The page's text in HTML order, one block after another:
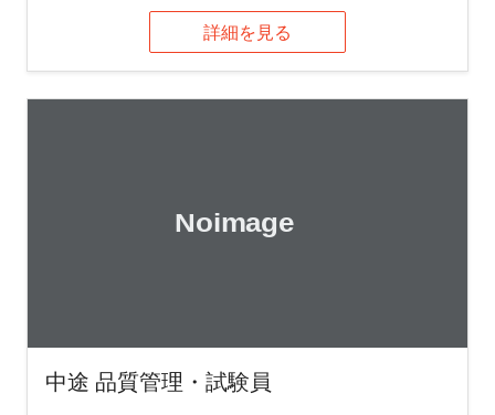
詳細を見る
中途 品質管理・試験員